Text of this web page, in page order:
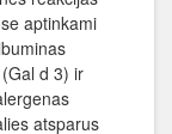
aptinkami
d 3) ir
atsparus